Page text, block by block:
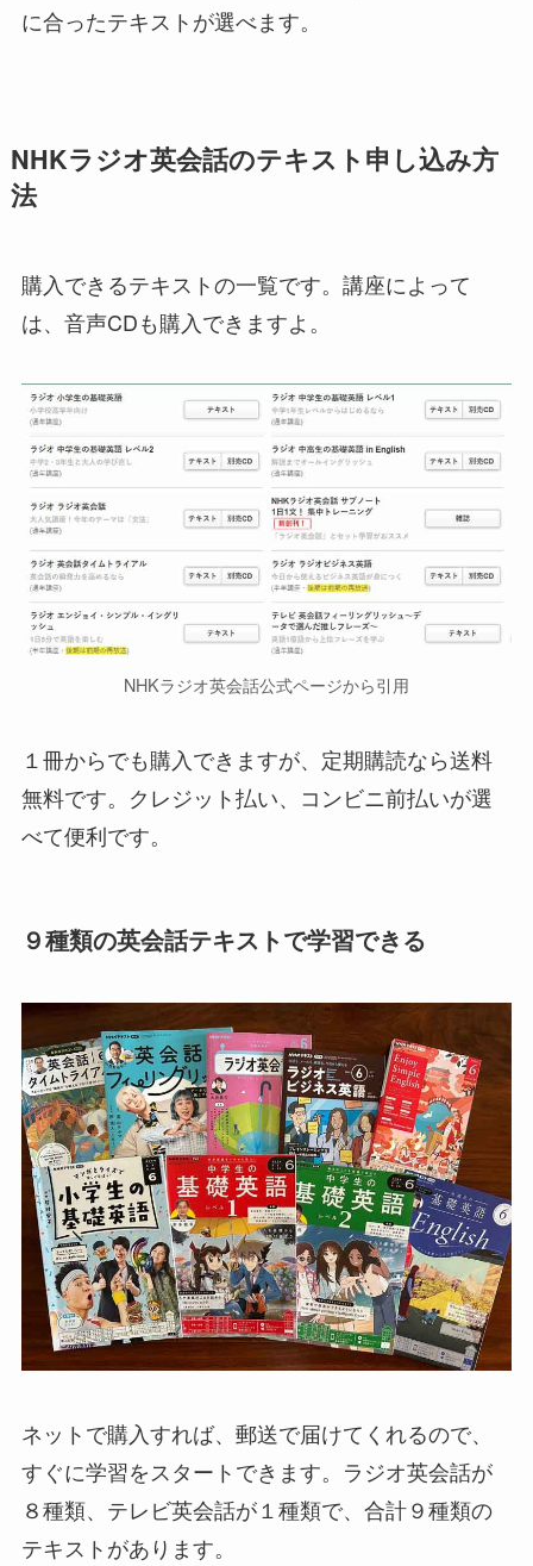
に合ったテキストが選べます。
NHKラジオ英会話のテキスト申し込み方
法
購入できるテキストの一覧です。講座によって
は、音声CDも購入できますよ。
NHKラジオ英会話公式ページから引用
１冊からでも購入できますが、定期購読なら送料
無料です。クレジット払い、コンビニ前払いが選
べて便利です。
９種類の英会話テキストで学習できる
ネットで購入すれば、郵送で届けてくれるので、
すぐに学習をスタートできます。ラジオ英会話が
８種類、テレビ英会話が１種類で、合計９種類の
テキストがあります。